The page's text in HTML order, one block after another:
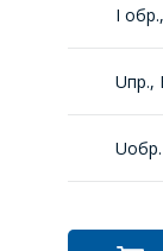
I
Uпр.,